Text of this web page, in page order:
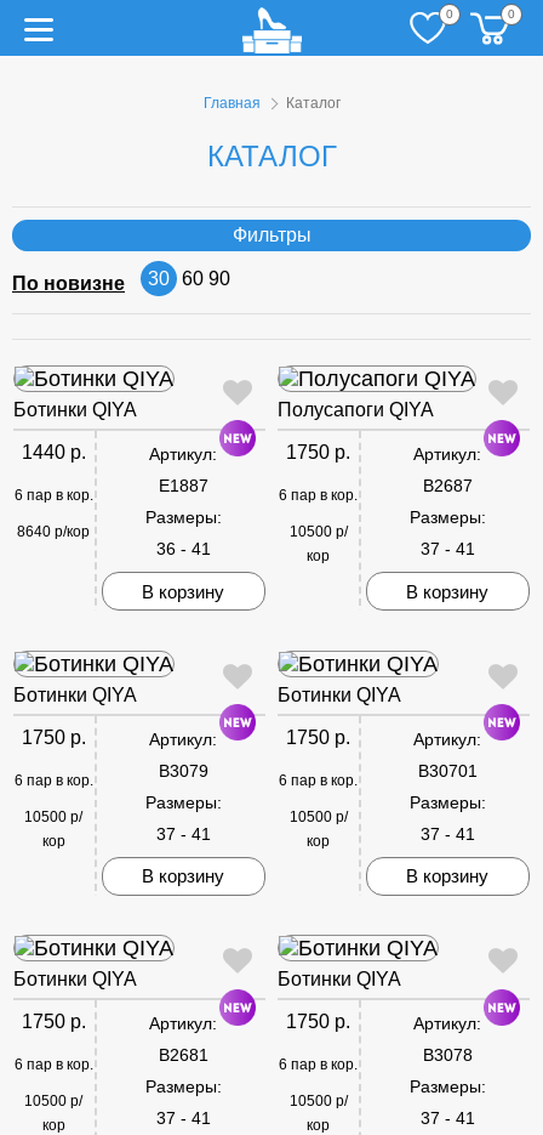
0 0
Главная Каталог
КАТАЛОГ
Фильтры
По новизне 30 60 90
Ботинки QIYA
1440 р.
6 пар в кор.
8640 р/кор
Артикул:
E1887
Размеры:
36 - 41
В корзину
Полусапоги QIYA
1750 р.
6 пар в кор.
10500 р/
кор
Артикул:
B2687
Размеры:
37 - 41
В корзину
Ботинки QIYA
1750 р.
6 пар в кор.
10500 р/
кор
Артикул:
B3079
Размеры:
37 - 41
В корзину
Ботинки QIYA
1750 р.
6 пар в кор.
10500 р/
кор
Артикул:
B30701
Размеры:
37 - 41
В корзину
Ботинки QIYA
1750 р.
6 пар в кор.
10500 р/
кор
Артикул:
B2681
Размеры:
37 - 41
Ботинки QIYA
1750 р.
6 пар в кор.
10500 р/
кор
Артикул:
B3078
Размеры:
37 - 41